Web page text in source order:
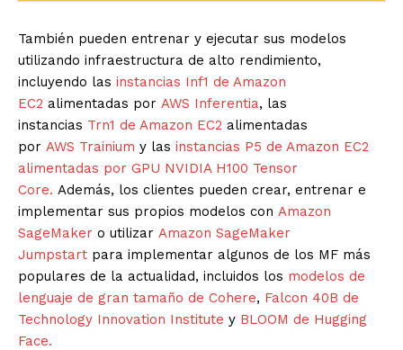
También pueden entrenar y ejecutar sus modelos
utilizando infraestructura de alto rendimiento,
incluyendo las instancias Inf1 de Amazon
EC2 alimentadas por AWS Inferentia, las
instancias Trn1 de Amazon EC2 alimentadas
por AWS Trainium y las instancias P5 de Amazon EC2
alimentadas por GPU NVIDIA H100 Tensor
Core. Además, los clientes pueden crear, entrenar e
implementar sus propios modelos con Amazon
SageMaker o utilizar Amazon SageMaker
Jumpstart para implementar algunos de los MF más
populares de la actualidad, incluidos los modelos de
lenguaje de gran tamaño de Cohere, Falcon 40B de
Technology Innovation Institute y BLOOM de Hugging
Face.